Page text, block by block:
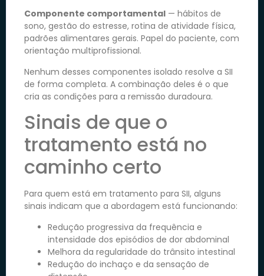
Componente comportamental — hábitos de
sono, gestão do estresse, rotina de atividade física,
padrões alimentares gerais. Papel do paciente, com
orientação multiprofissional.
Nenhum desses componentes isolado resolve a SII
de forma completa. A combinação deles é o que
cria as condições para a remissão duradoura.
Sinais de que o
tratamento está no
caminho certo
Para quem está em tratamento para SII, alguns
sinais indicam que a abordagem está funcionando:
Redução progressiva da frequência e
intensidade dos episódios de dor abdominal
Melhora da regularidade do trânsito intestinal
Redução do inchaço e da sensação de